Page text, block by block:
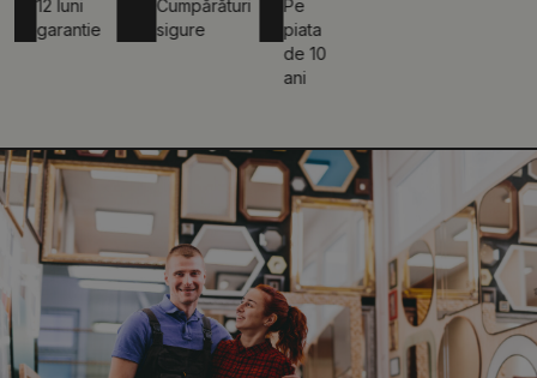
12 luni
garantie
Cumpărături
sigure
piata
de 10